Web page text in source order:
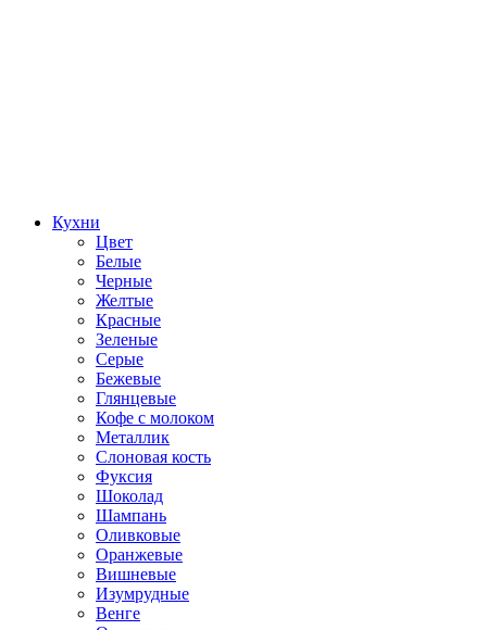
Кухни
Цвет
Белые
Черные
Желтые
Красные
Зеленые
Серые
Бежевые
Глянцевые
Кофе с молоком
Металлик
Слоновая кость
Фуксия
Шоколад
Шампань
Оливковые
Оранжевые
Вишневые
Изумрудные
Венге